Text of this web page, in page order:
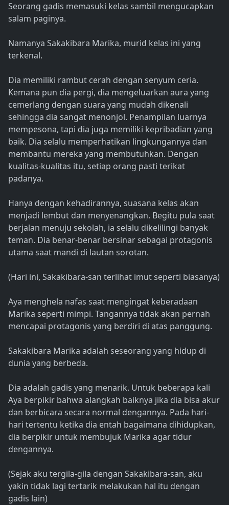
Seorang gadis memasuki kelas sambil mengucapkan
salam paginya.
Namanya Sakakibara Marika, murid kelas ini yang
terkenal.
Dia memiliki rambut cerah dengan senyum ceria.
Kemana pun dia pergi, dia mengeluarkan aura yang
cemerlang dengan suara yang mudah dikenali
sehingga dia sangat menonjol. Penampilan luarnya
mempesona, tapi dia juga memiliki kepribadian yang
baik. Dia selalu memperhatikan lingkungannya dan
membantu mereka yang membutuhkan. Dengan
kualitas-kualitas itu, setiap orang pasti terikat
padanya.
Hanya dengan kehadirannya, suasana kelas akan
menjadi lembut dan menyenangkan. Begitu pula saat
berjalan menuju sekolah, ia selalu dikelilingi banyak
teman. Dia benar-benar bersinar sebagai protagonis
utama saat mandi di lautan sorotan.
(Hari ini, Sakakibara-san terlihat imut seperti biasanya)
Aya menghela nafas saat mengingat keberadaan
Marika seperti mimpi. Tangannya tidak akan pernah
mencapai protagonis yang berdiri di atas panggung.
Sakakibara Marika adalah seseorang yang hidup di
dunia yang berbeda.
Dia adalah gadis yang menarik. Untuk beberapa kali
Aya berpikir bahwa alangkah baiknya jika dia bisa akur
dan berbicara secara normal dengannya. Pada hari-
hari tertentu ketika dia entah bagaimana dihidupkan,
dia berpikir untuk membujuk Marika agar tidur
dengannya.
(Sejak aku tergila-gila dengan Sakakibara-san, aku
yakin tidak lagi tertarik melakukan hal itu dengan
gadis lain)